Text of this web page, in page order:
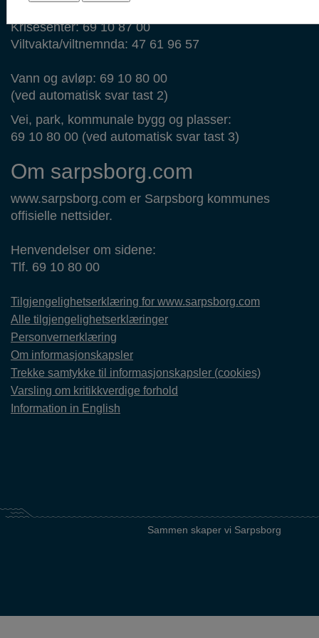
Krisesenter: 69 10 87 00
Viltvakta/viltnemnda: 47 61 96 57
Vann og avløp: 69 10 80 00
(ved automatisk svar tast 2)
Vei, park, kommunale bygg og plasser:
69 10 80 00 (ved automatisk svar tast 3)
Om sarpsborg.com
www.sarpsborg.com er Sarpsborg kommunes
offisielle nettsider.
Henvendelser om sidene:
Tlf. 69 10 80 00
Tilgjengelighetserklæring for www.sarpsborg.com
Alle tilgjengelighetserklæringer
Personvernerklæring
Om informasjonskapsler
Trekke samtykke til informasjonskapsler (cookies)
Varsling om kritikkverdige forhold
Information in English
Sammen skaper vi Sarpsborg